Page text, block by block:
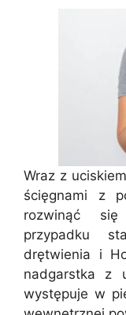
Wraz z
ścięgnami z
rozwinąć
przypadku
drętwienia i
nadgarstka z
występuje w